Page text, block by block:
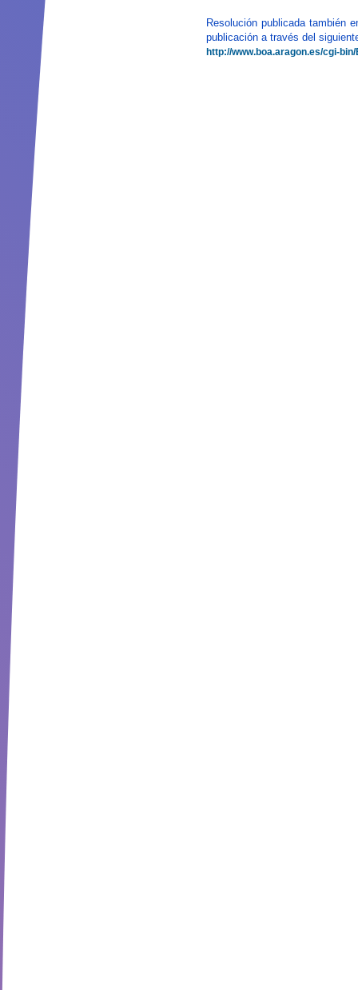
Resolución publicada también
publicación a través del
http://www.boa.aragon.es/cgi-